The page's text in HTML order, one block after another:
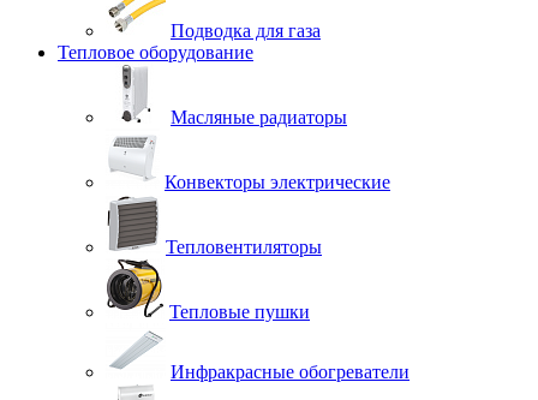
Подводка для газа
Тепловое оборудование
Масляные радиаторы
Конвекторы электрические
Тепловентиляторы
Тепловые пушки
Инфракрасные обогреватели